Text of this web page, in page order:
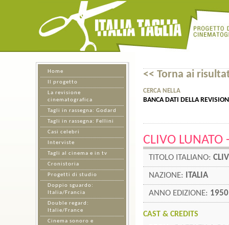
<< Torna ai
CERCA NELLA
BANCA DATI DELLA
CLIVO LUNATO
TITOLO ITALIANO:
NAZIONE: ITALIA
ANNO EDIZIONE: 1950
CAST & CREDITS
Home
Il progetto
La revisione
cinematografica
Tagli in rassegna: Godard
Tagli in rassegna: Fellini
Casi celebri
Interviste
Tagli al cinema e in tv
Cronistoria
Progetti di studio
Doppio sguardo:
Italia/Francia
Double regard:
Italie/France
Cinema sonoro e